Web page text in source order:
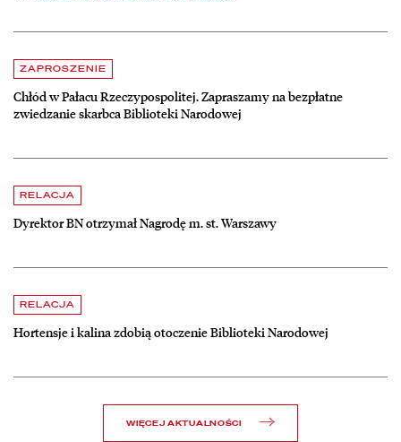
Aktualności
ZAPROSZENIE
Chłód w Pałacu Rzeczypospolitej. Zapraszamy na bezpłatne
zwiedzanie skarbca Biblioteki Narodowej
czytaj więcej o Chłód w Pałacu Rzeczypospolitej. Zapraszamy na
RELACJA
Dyrektor BN otrzymał Nagrodę m. st. Warszawy
czytaj więcej o Dyrektor BN otrzymał Nagrodę m. st. Warszawy
RELACJA
Hortensje i kalina zdobią otoczenie Biblioteki Narodowej
czytaj więcej o Hortensje i kalina zdobią otoczenie Biblioteki
WIĘCEJ AKTUALNOŚCI